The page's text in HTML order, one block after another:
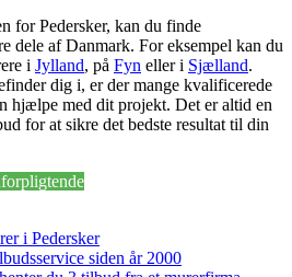
for Pedersker, kan du finde
dele af Danmark. For eksempel kan du
i Jylland, på Fyn eller i Sjælland.
dig i, er der mange kvalificerede
hjælpe med dit projekt. Det er altid en
for at sikre det bedste resultat til din
i Pedersker
siden år 2000